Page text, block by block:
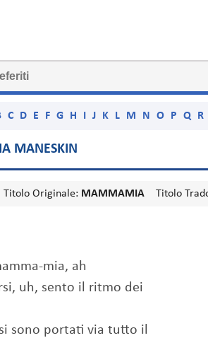
C D E F G H J K L M N O P Q R
MANESKIN
Titolo Originale: MAMMAMIA Titolo
mia, ah
uh, sento il ritmo dei
sono portati via tutto il